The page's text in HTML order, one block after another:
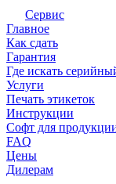
Сервис
Главное
Как сдать
Гарантия
Где искать
Услуги
Печать этикеток
Инструкции
Софт для
FAQ
Цены
Дилерам